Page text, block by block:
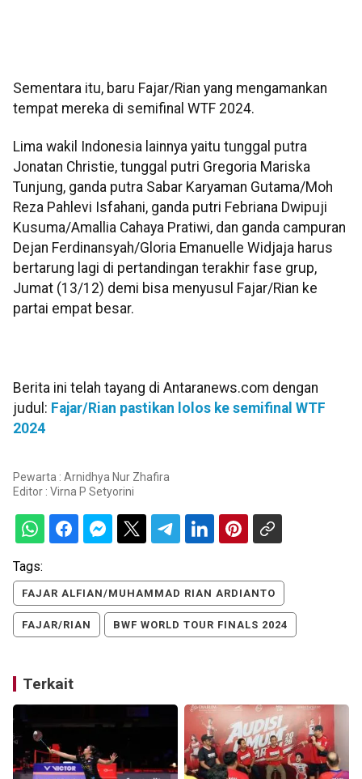
Sementara itu, baru Fajar/Rian yang mengamankan
tempat mereka di semifinal WTF 2024.
Lima wakil Indonesia lainnya yaitu tunggal putra
Jonatan Christie, tunggal putri Gregoria Mariska
Tunjung, ganda putra Sabar Karyaman Gutama/Moh
Reza Pahlevi Isfahani, ganda putri Febriana Dwipuji
Kusuma/Amallia Cahaya Pratiwi, dan ganda campuran
Dejan Ferdinansyah/Gloria Emanuelle Widjaja harus
bertarung lagi di pertandingan terakhir fase grup,
Jumat (13/12) demi bisa menyusul Fajar/Rian ke
partai empat besar.
Berita ini telah tayang di Antaranews.com dengan
judul: Fajar/Rian pastikan lolos ke semifinal WTF
2024
Pewarta : Arnidhya Nur Zhafira
Editor : Virna P Setyorini
Tags:
FAJAR ALFIAN/MUHAMMAD RIAN ARDIANTO
FAJAR/RIAN BWF WORLD TOUR FINALS 2024
Terkait